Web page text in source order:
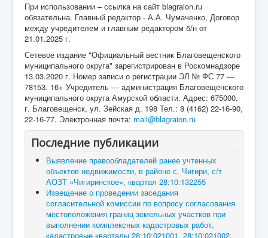
При использовании – ссылка на сайт blagraion.ru
обязательна. Главный редактор - А.А. Чумаченко, Договор
между учредителем и главным редактором б/н от
21.01.2025 г.
Сетевое издание "Официальный вестник Благовещенского
муниципального округа" зарегистрирован в Роскомнадзоре
13.03.2020 г. Номер записи о регистрации ЭЛ № ФС 77 —
78153. 16+ Учредитель — администрация Благовещенского
муниципального округа Амурской области. Адрес: 675000,
г. Благовещенск, ул. Зейская д. 198 Тел.: 8 (4162) 22-16-90,
22-16-77. Электронная почта: mail@blagraion.ru
Последние публикации
Выявление правообладателей ранее учтенных
объектов недвижимости, в районе с. Чигири, с/т
АОЗТ «Чигиринское», квартал 28:10:132255
Извещение о проведении заседания
согласительной комиссии по вопросу согласования
местоположения границ земельных участков при
выполнении комплексных кадастровых работ,
кадастровые кварталы 28:10:021001, 28:10:021002,